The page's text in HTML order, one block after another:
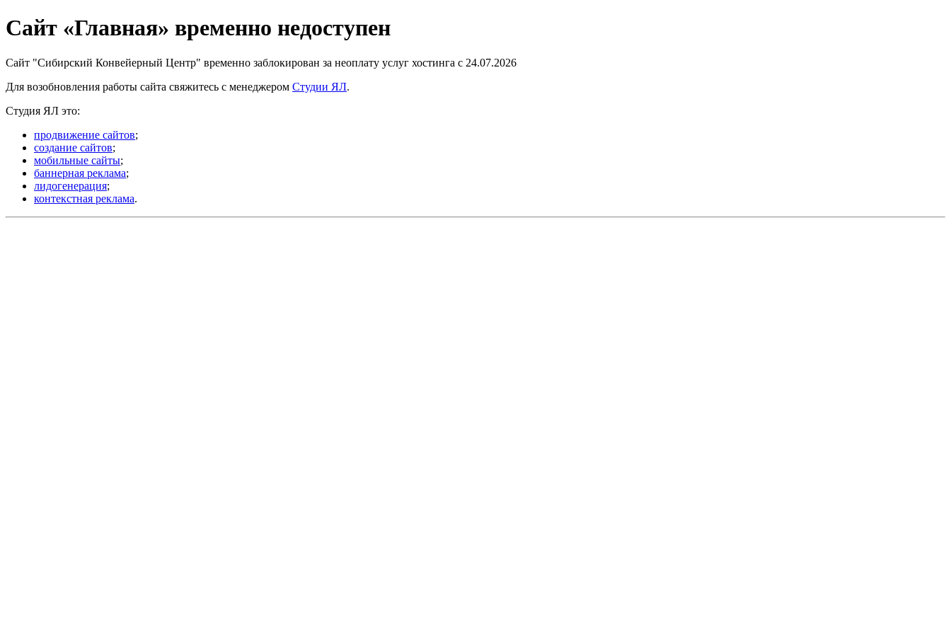
Сайт «Главная» временно недоступен
Сайт "Сибирский Конвейерный Центр" временно заблокирован за неоплату услуг хостинга с 24.07.2026
Для возобновления работы сайта свяжитесь с менеджером Студии ЯЛ.
Студия ЯЛ это:
продвижение сайтов;
создание сайтов;
мобильные сайты;
баннерная реклама;
лидогенерация;
контекстная реклама.